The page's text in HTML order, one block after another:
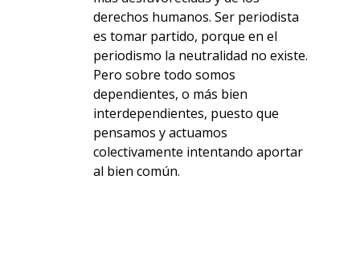
derechos humanos. Ser periodista
es tomar partido, porque en el
periodismo la neutralidad no existe.
Pero sobre todo somos
dependientes, o más bien
interdependientes, puesto que
pensamos y actuamos
colectivamente intentando aportar
al bien común.